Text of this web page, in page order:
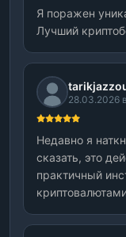
Я поражен
Лучший
28.03.2026
Недавно я
сказать, это
практичный